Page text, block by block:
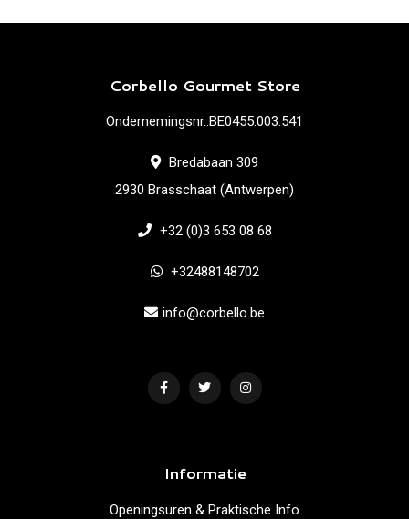
Corbello Gourmet Store
Ondernemingsnr.:BE0455.003.541
Bredabaan 309
2930 Brasschaat (Antwerpen)
+32 (0)3 653 08 68
+32488148702
info@corbello.be
Informatie
Openingsuren & Praktische Info